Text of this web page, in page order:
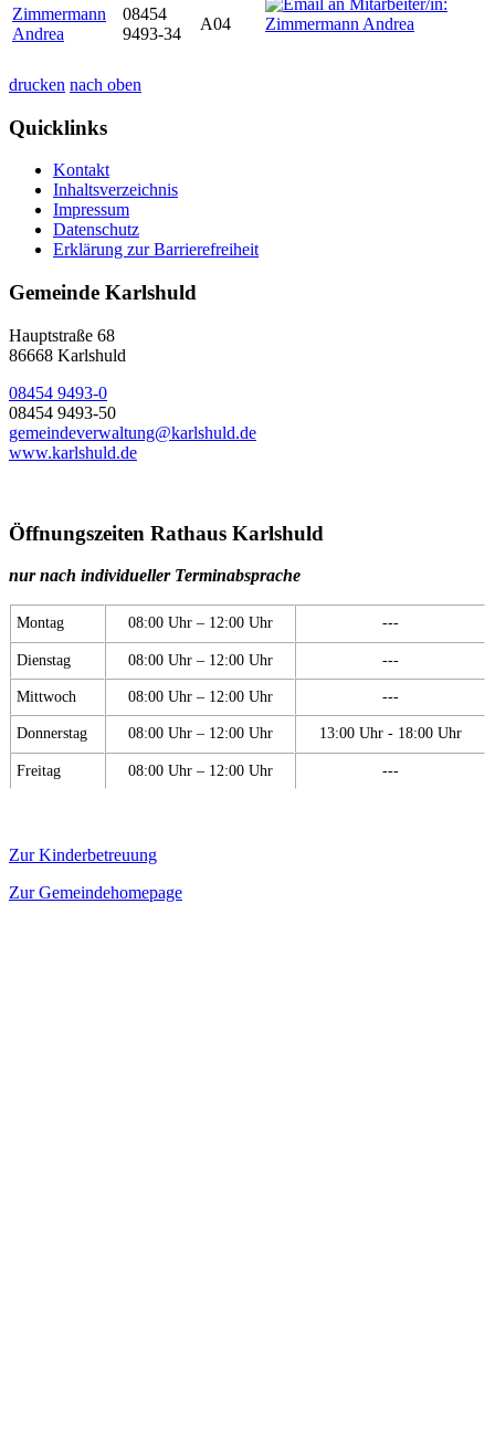
Zimmermann
Andrea
08454
9493-34
A04
drucken nach oben
Quicklinks
Kontakt
Inhaltsverzeichnis
Impressum
Datenschutz
Erklärung zur Barrierefreiheit
Gemeinde Karlshuld
Hauptstraße 68
86668 Karlshuld
08454 9493-0
08454 9493-50
gemeindeverwaltung@karlshuld.de
www.karlshuld.de
Öffnungszeiten Rathaus Karlshuld
nur nach individueller Terminabsprache
Montag 08:00 Uhr – 12:00 Uhr ---
Dienstag 08:00 Uhr – 12:00 Uhr ---
Mittwoch 08:00 Uhr – 12:00 Uhr ---
Donnerstag 08:00 Uhr – 12:00 Uhr 13:00 Uhr - 18:00 Uhr
Freitag 08:00 Uhr – 12:00 Uhr ---
Zur Kinderbetreuung
Zur Gemeindehomepage